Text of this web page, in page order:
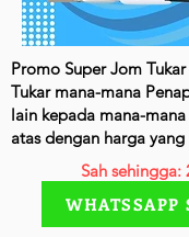
Promo Super Jom
Tukar mana-mana
lain kepada mana-
atas dengan harga
Sah
WHATSSAPP